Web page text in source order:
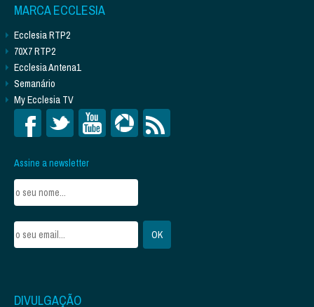
MARCA ECCLESIA
Ecclesia RTP2
70X7 RTP2
Ecclesia Antena1
Semanário
My Ecclesia TV
Assine a newsletter
DIVULGAÇÃO